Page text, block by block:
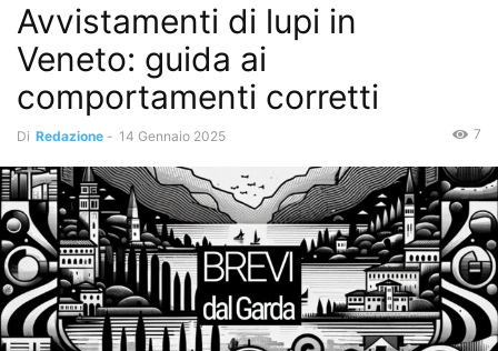
Avvistamenti di lupi in
Veneto: guida ai
comportamenti corretti
Di Redazione - 14 Gennaio 2025 7